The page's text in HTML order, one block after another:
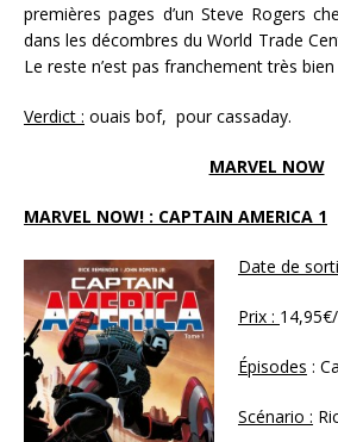
premières pages d’un Steve Rogers
dans les décombres du World Trade
Le reste n’est pas franchement très
Verdict : ouais bof, pour cassaday.
MARVEL NOW
MARVEL NOW! : CAPTAIN AMERICA 1
Date de
Prix :
Épisodes :
Scénario :